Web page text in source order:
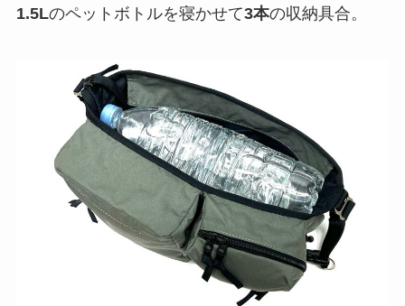
1.5Lのペットボトルを寝かせて3本の収納具合。